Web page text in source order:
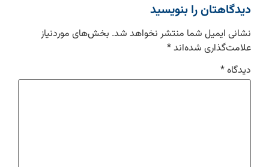
دیدگاهتان را بنویسید
نشانی ایمیل شما منتشر نخواهد شد. بخش‌های موردنیاز
علامت‌گذاری شده‌اند*
دیدگاه*